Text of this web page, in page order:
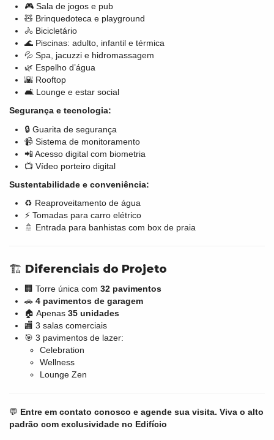
🎮 Sala de jogos e pub
🧸 Brinquedoteca e playground
🚴 Bicicletário
🌊 Piscinas: adulto, infantil e térmica
💦 Spa, jacuzzi e hidromassagem
🌿 Espelho d’água
🌇 Rooftop
🛋️ Lounge e estar social
Segurança e tecnologia:
🔒 Guarita de segurança
📹 Sistema de monitoramento
📲 Acesso digital com biometria
📺 Vídeo porteiro digital
Sustentabilidade e conveniência:
♻️ Reaproveitamento de água
⚡ Tomadas para carro elétrico
🚿 Entrada para banhistas com box de praia
🏗️ Diferenciais do Projeto
🏢 Torre única com 32 pavimentos
🚗 4 pavimentos de garagem
🏠 Apenas 35 unidades
🏬 3 salas comerciais
🎯 3 pavimentos de lazer:
Celebration
Wellness
Lounge Zen
💬 Entre em contato conosco e agende sua visita. Viva o alto
padrão com exclusividade no Edifício